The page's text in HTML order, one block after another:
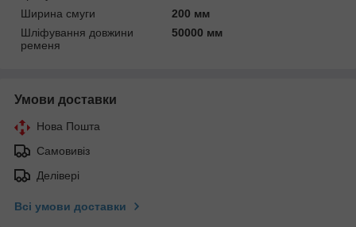
Ширина смуги
200 мм
Шліфування довжини
ременя
50000 мм
Умови доставки
Нова Пошта
Самовивіз
Делівері
Всі умови доставки